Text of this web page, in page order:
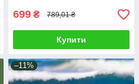
699 ₴ 789,01 ₴
Купити
–11%